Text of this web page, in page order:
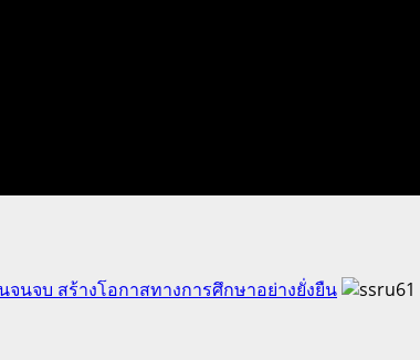
นจบ สร้างโอกาสทางการศึกษาอย่างยั่งยืน